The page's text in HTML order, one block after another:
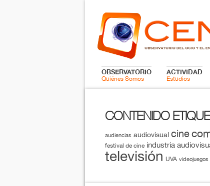
OBSERVATORIO
Quiénes Somos
ACTIVIDAD
Estudios
CONTENIDO
audiencias audiovisual cine
festival de cine industria
televisión UVA videojuegos